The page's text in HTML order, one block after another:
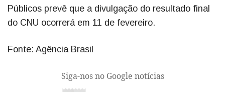
Públicos prevê que a divulgação do resultado final
do CNU ocorrerá em 11 de fevereiro.
Fonte: Agência Brasil
Siga-nos no Google notícias